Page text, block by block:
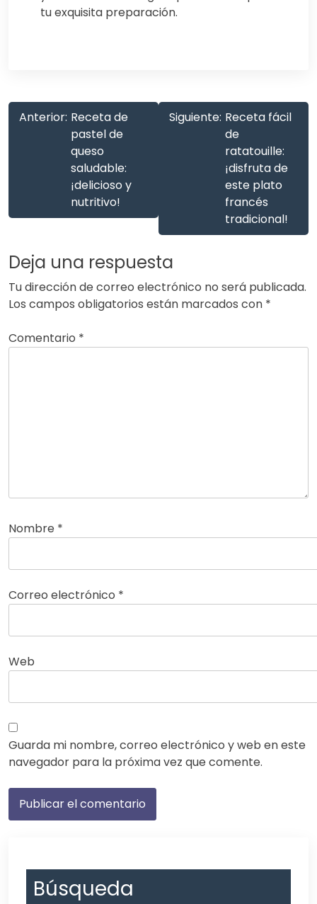
tu exquisita preparación.
Anterior: Receta de
pastel de
queso
saludable:
¡delicioso y
nutritivo!
Siguiente: Receta fácil
de
ratatouille:
¡disfruta de
este plato
francés
tradicional!
Deja una respuesta
Tu dirección de correo electrónico no será publicada.
Los campos obligatorios están marcados con *
Comentario *
Nombre *
Correo electrónico *
Web
Guarda mi nombre, correo electrónico y web en este
navegador para la próxima vez que comente.
Búsqueda